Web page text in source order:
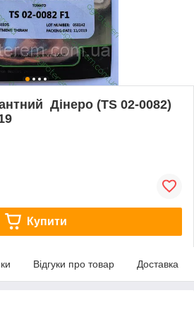
Дінеро (TS 02-0082)
Купити
Відгуки про товар Доставка